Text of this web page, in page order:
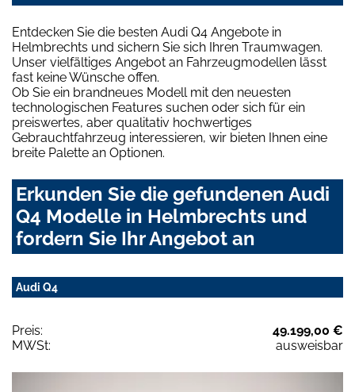
Entdecken Sie die besten Audi Q4 Angebote in
Helmbrechts und sichern Sie sich Ihren Traumwagen.
Unser vielfältiges Angebot an Fahrzeugmodellen lässt
fast keine Wünsche offen.
Ob Sie ein brandneues Modell mit den neuesten
technologischen Features suchen oder sich für ein
preiswertes, aber qualitativ hochwertiges
Gebrauchtfahrzeug interessieren, wir bieten Ihnen eine
breite Palette an Optionen.
Erkunden Sie die gefundenen Audi
Q4 Modelle in Helmbrechts und
fordern Sie Ihr Angebot an
Audi Q4
Preis:
49.199,00 €
MWSt:
ausweisbar